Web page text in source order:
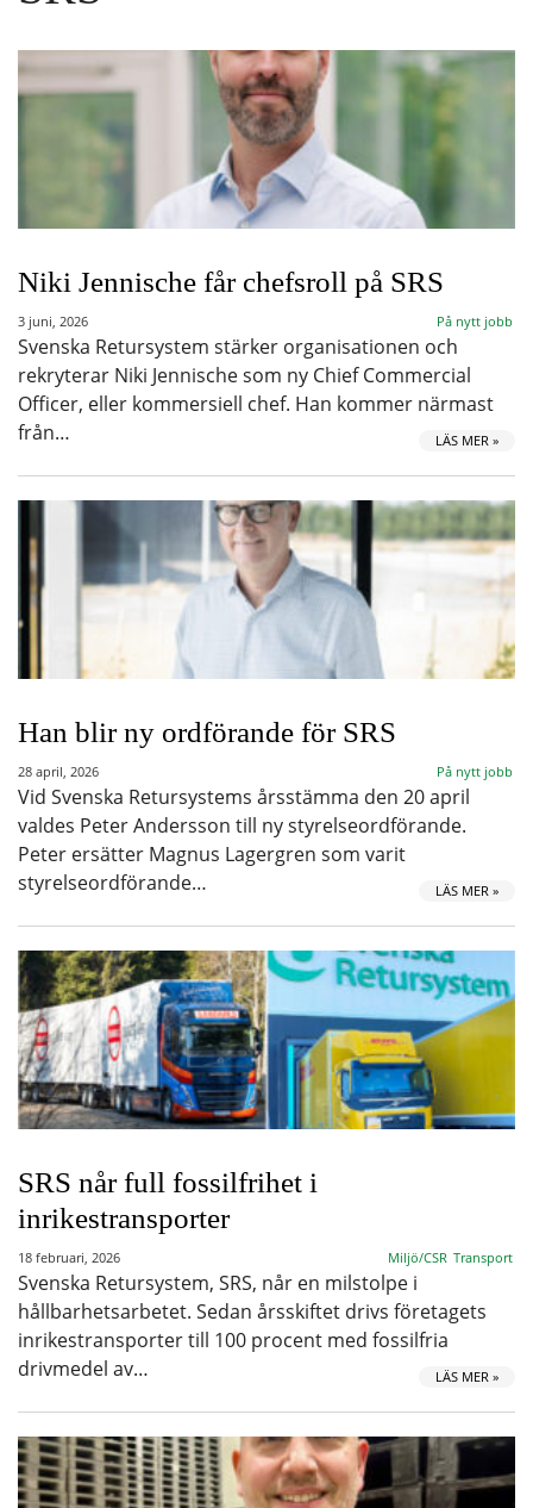
Niki Jennische får chefsroll på SRS
3 juni, 2026 På nytt jobb
Svenska Retursystem stärker organisationen och
rekryterar Niki Jennische som ny Chief Commercial
Officer, eller kommersiell chef. Han kommer närmast
från…
LÄS MER »
Han blir ny ordförande för SRS
28 april, 2026 På nytt jobb
Vid Svenska Retursystems årsstämma den 20 april
valdes Peter Andersson till ny styrelseordförande.
Peter ersätter Magnus Lagergren som varit
styrelseordförande…
LÄS MER »
SRS når full fossilfrihet i
inrikestransporter
18 februari, 2026 Miljö/CSR Transport
Svenska Retursystem, SRS, når en milstolpe i
hållbarhetsarbetet. Sedan årsskiftet drivs företagets
inrikestransporter till 100 procent med fossilfria
drivmedel av…
LÄS MER »